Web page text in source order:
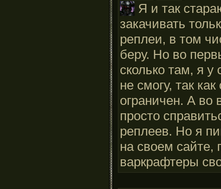
Я и так
закачивать
реплеи, в том
беру. Но во
сколько там, я у
не смогу, так
ограничен. А во
просто
реплеев. Но я
на своем сайте,
варкрафтеры